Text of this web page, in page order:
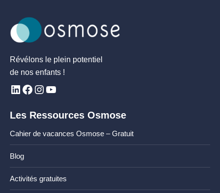
Révélons le plein potentiel
de nos enfants !
Les Ressources Osmose
Cahier de vacances Osmose – Gratuit
Blog
Activités gratuites